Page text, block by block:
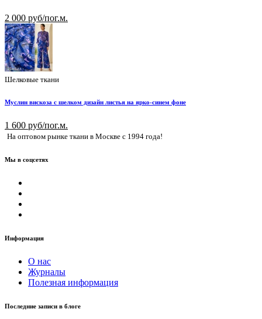
2 000 руб/пог.м.
Шелковые ткани
Муслин вискоза с шелком дизайн листья на ярко-синем фоне
1 600 руб/пог.м.
На оптовом рынке ткани в Москве с 1994 года!
Мы в соцсетях
Информация
О нас
Журналы
Полезная информация
Последние записи в блоге